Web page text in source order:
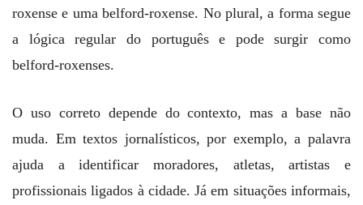
roxense e uma belford-roxense. No plural, a forma segue
a lógica regular do português e pode surgir como
belford-roxenses.
O uso correto depende do contexto, mas a base não
muda. Em textos jornalísticos, por exemplo, a palavra
ajuda a identificar moradores, atletas, artistas e
profissionais ligados à cidade. Já em situações informais,